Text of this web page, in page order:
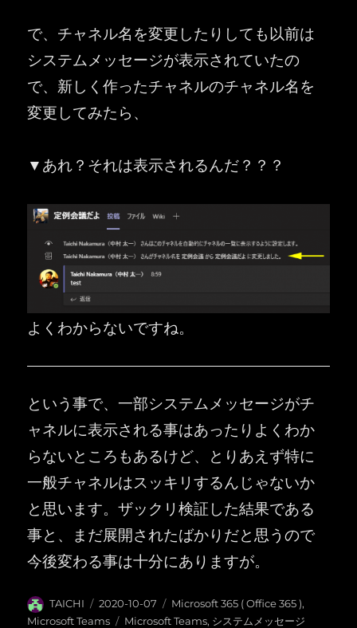
で、チャネル名を変更したりしても以前は
システムメッセージが表示されていたの
で、新しく作ったチャネルのチャネル名を
変更してみたら、
▼あれ？それは表示されるんだ？？？
よくわからないですね。
という事で、一部システムメッセージがチ
ャネルに表示される事はあったりよくわか
らないところもあるけど、とりあえず特に
一般チャネルはスッキリするんじゃないか
と思います。ザックリ検証した結果である
事と、まだ展開されたばかりだと思うので
今後変わる事は十分にありますが。
投
稿
TAICHI
投
稿
2020-10-07
カ
テ
Microsoft 365 ( Office 365 ),
Microsoft Teams
タ
Microsoft Teams, システムメッセージ